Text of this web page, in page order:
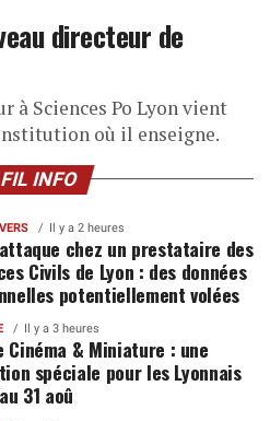
directeur de
à Sciences Po Lyon vient
où il enseigne.
INFO
Il y a 2 heures
chez un prestataire des
Civils de Lyon : des données
potentiellement volées
Il y a 3 heures
Cinéma & Miniature : une
spéciale pour les Lyonnais
31 aoû